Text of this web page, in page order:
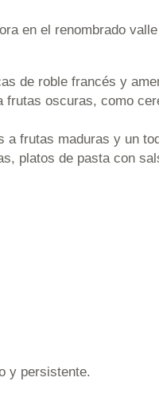
en el renombrado
de roble francés y
frutas oscuras, como
a frutas maduras y un
platos de pasta con
y persistente.